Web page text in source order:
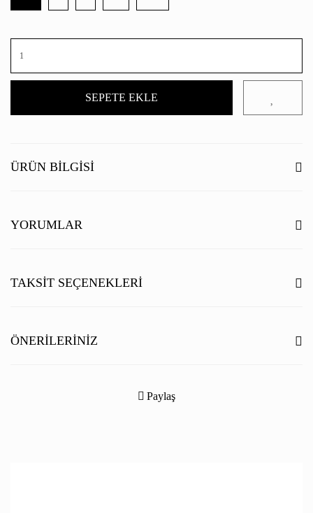
SEPETE EKLE
ÜRÜN BILGISI
YORUMLAR
Bu ürüne ilk yorumu siz yapın!
TAKSIT SEÇENEKLERI
ÖNERILERINIZ
yetersiz gördüğünüz noktaları öneri formunu kullanarak tarafımıza
Paylaş